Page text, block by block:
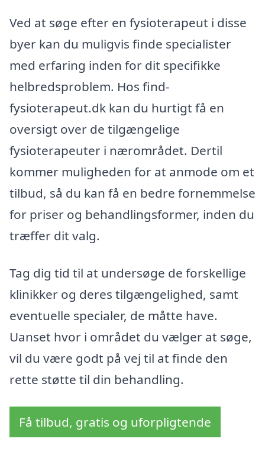
Ved at søge efter en fysioterapeut i disse
byer kan du muligvis finde specialister
med erfaring inden for dit specifikke
helbredsproblem. Hos find-
fysioterapeut.dk kan du hurtigt få en
oversigt over de tilgængelige
fysioterapeuter i nærområdet. Dertil
kommer muligheden for at anmode om et
tilbud, så du kan få en bedre fornemmelse
for priser og behandlingsformer, inden du
træffer dit valg.
Tag dig tid til at undersøge de forskellige
klinikker og deres tilgængelighed, samt
eventuelle specialer, de måtte have.
Uanset hvor i området du vælger at søge,
vil du være godt på vej til at finde den
rette støtte til din behandling.
Få tilbud, gratis og uforpligtende